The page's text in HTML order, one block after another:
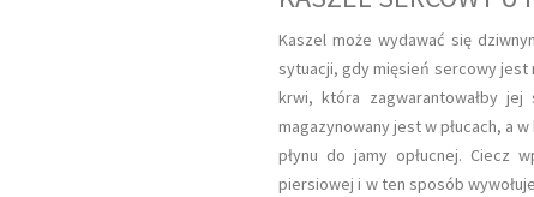
Kaszel może wydawać się
sytuacji, gdy mięsień sercowy jest
krwi, która zagwarantowałby jej
magazynowany jest w płucach, a
płynu do jamy opłucnej. Ciecz
piersiowej i w ten sposób